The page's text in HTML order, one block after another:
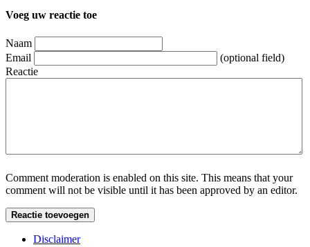
Voeg uw reactie toe
Naam
Email
(optional field)
Reactie
Comment moderation is enabled on this site. This means that your
comment will not be visible until it has been approved by an editor.
Disclaimer